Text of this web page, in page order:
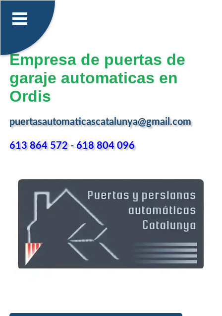
Empresa de puertas de
garaje automaticas en
Ordis
puertasautomaticascatalunya@gmail.com
613 864 572-618 804 096